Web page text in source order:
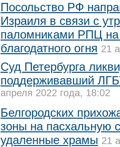
Посольство РФ
Израиля в связи с
паломниками РПЦ на
благодатного огня 21
Суд Петербурга
поддерживавший
апреля 2022 года, 18:02
Белгородских
зоны на пасхальную
удаленные храмы 21